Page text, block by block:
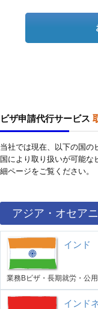
ビザ申請代行サービス
当社では現在、以下の国の
国により取り扱いが可能
細ページをご覧ください。
アジア・オセア
インド
業務Bビザ・長期就労・公
インド